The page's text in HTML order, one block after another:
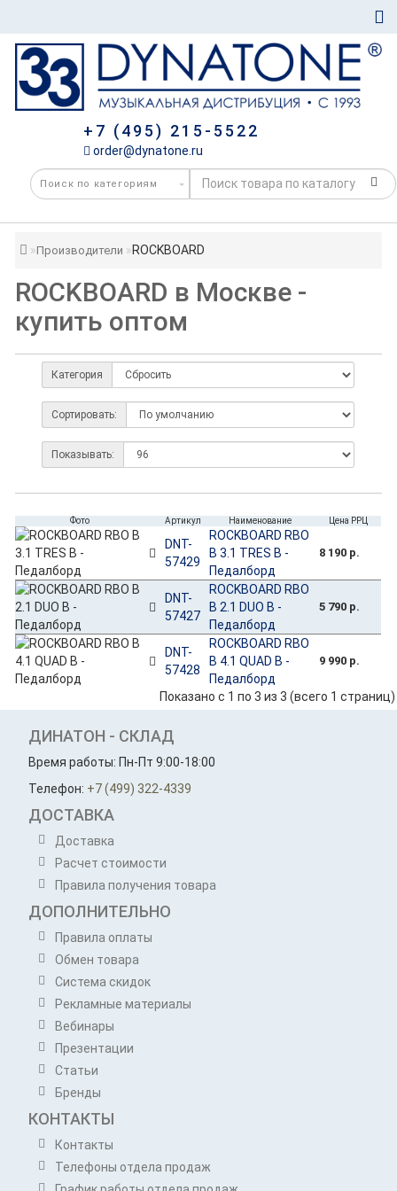
+7 (495) 215-5522
order@dynatone.ru
Производители ROCKBOARD
ROCKBOARD в Москве -
купить оптом
Категория
Сортировать:
Показывать:
Фото Артикул Наименование Цена РРЦ
DNT-
57429
ROCKBOARD RBO
B 3.1 TRES B -
Педалборд
8 190 р.
DNT-
57427
ROCKBOARD RBO
B 2.1 DUO B -
Педалборд
5 790 р.
DNT-
57428
ROCKBOARD RBO
B 4.1 QUAD B -
Педалборд
9 990 р.
Показано с 1 по 3 из 3 (всего 1 страниц)
ДИНАТОН - СКЛАД
Время работы: Пн-Пт 9:00-18:00
Телефон: +7 (499) 322-4339
ДОСТАВКА
Доставка
Расчет стоимости
Правила получения товара
ДОПОЛНИТЕЛЬНО
Правила оплаты
Обмен товара
Система скидок
Рекламные материалы
Вебинары
Презентации
Статьи
Бренды
КОНТАКТЫ
Контакты
Телефоны отдела продаж